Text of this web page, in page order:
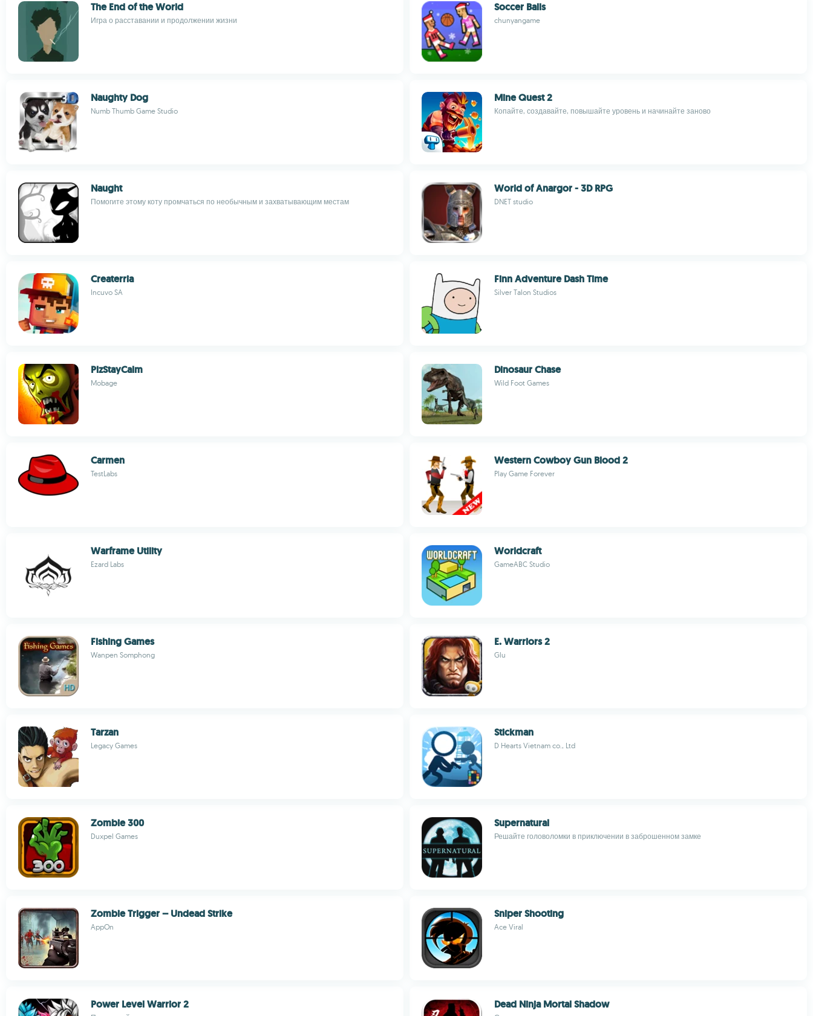
The End of the World
Игра о расставании и продолжении жизни
Soccer Balls
chunyangame
Naughty Dog
Numb Thumb Game Studio
Mine Quest 2
Копайте, создавайте, повышайте уровень и начинайте заново
Naught
Помогите этому коту промчаться по необычным и захватывающим местам
World of Anargor - 3D RPG
DNET studio
Createrria
Incuvo SA
Finn Adventure Dash Time
Silver Talon Studios
PlzStayCalm
Mobage
Dinosaur Chase
Wild Foot Games
Carmen
TestLabs
Western Cowboy Gun Blood 2
Play Game Forever
Warframe Utility
Ezard Labs
Worldcraft
GameABC Studio
Fishing Games
Wanpen Somphong
E. Warriors 2
Glu
Tarzan
Legacy Games
Stickman
D Hearts Vietnam co., Ltd
Zombie 300
Duxpel Games
Supernatural
Решайте головоломки в приключении в заброшенном замке
Zombie Trigger – Undead Strike
AppOn
Sniper Shooting
Ace Viral
Power Level Warrior 2 Dead Ninja Mortal Shadow